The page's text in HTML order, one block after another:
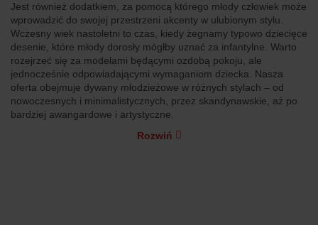
Jest również dodatkiem, za pomocą którego młody człowiek może
wprowadzić do swojej przestrzeni akcenty w ulubionym stylu.
Wczesny wiek nastoletni to czas, kiedy żegnamy typowo dziecięce
desenie, które młody dorosły mógłby uznać za infantylne. Warto
rozejrzeć się za modelami będącymi ozdobą pokoju, ale
jednocześnie odpowiadającymi wymaganiom dziecka. Nasza
oferta obejmuje dywany młodzieżowe w różnych stylach – od
nowoczesnych i minimalistycznych, przez skandynawskie, aż po
bardziej awangardowe i artystyczne.
Rozwiń